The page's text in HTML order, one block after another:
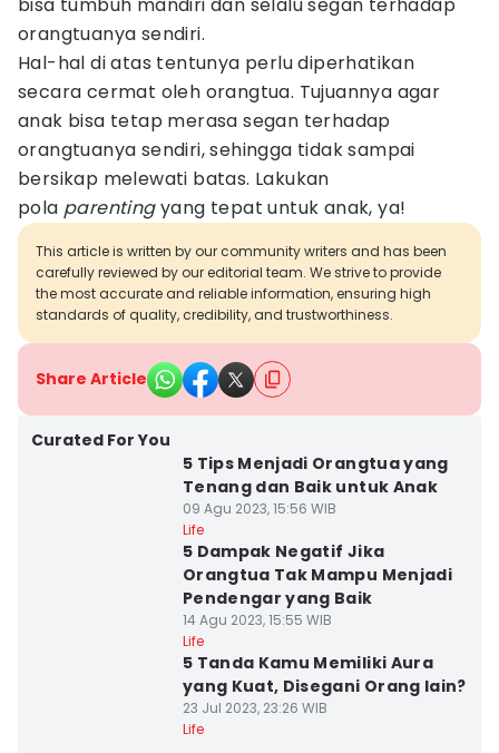
orangtuanya sendiri.
Hal-hal di atas tentunya perlu diperhatikan
secara cermat oleh orangtua. Tujuannya agar
anak bisa tetap merasa segan terhadap
orangtuanya sendiri, sehingga tidak sampai
bersikap melewati batas. Lakukan
pola parentingyang tepat untuk anak, ya!
This article is written by our community writers and has been
carefully reviewed by our editorial team. We strive to provide
the most accurate and reliable information, ensuring high
standards of quality, credibility, and trustworthiness.
Share Article
Curated For You
5 Tips Menjadi Orangtua yang
Tenang dan Baik untuk Anak
09 Agu 2023, 15:56 WIB
Life
5 Dampak Negatif Jika
Orangtua Tak Mampu Menjadi
Pendengar yang Baik
14 Agu 2023, 15:55 WIB
Life
5 Tanda Kamu Memiliki Aura
yang Kuat, Disegani Orang lain?
23 Jul 2023, 23:26 WIB
Life